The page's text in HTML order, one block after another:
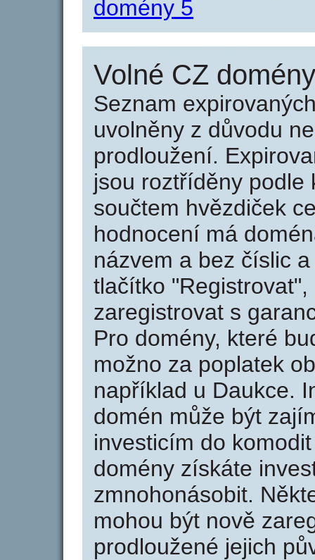
domény 5
Volné CZ
Seznam
uvolněny z důvodu
prodloužení.
jsou roztříděny podle
součtem hvězdiček
hodnocení má
názvem a bez číslic
tlačítko
zaregistrovat s
Pro domény, které
možno za poplatek
například u Daukce.
domén může být
investicím do
domény získáte
zmnohonásobit.
mohou být nově
prodloužené jejich